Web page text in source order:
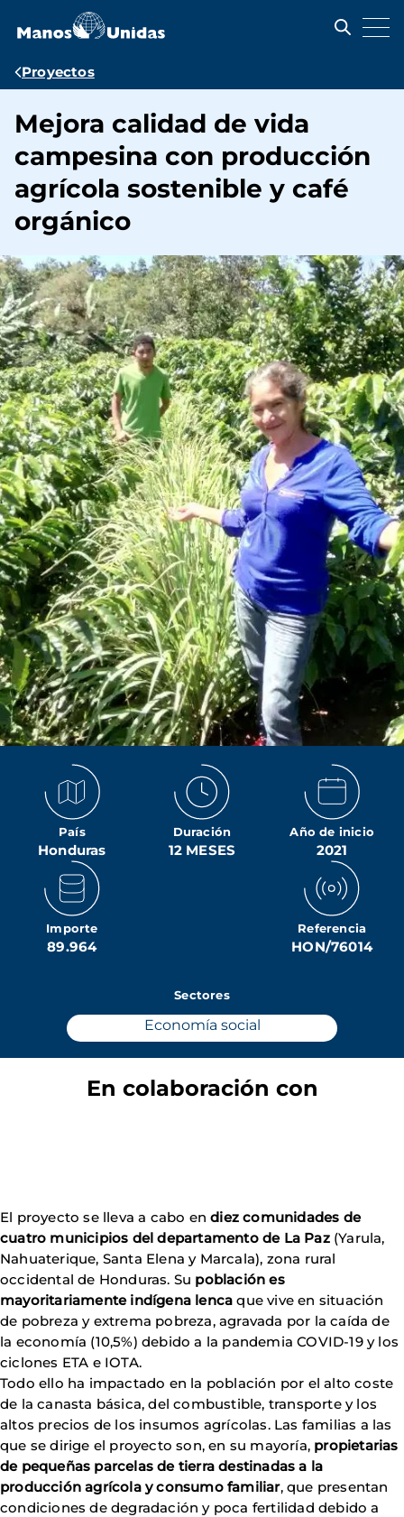
contenido
Ruta
navegación
Proyectos
Mejora calidad de vida
campesina con producción
agrícola sostenible y café
orgánico
País
Honduras
Duración
12 MESES
Año de inicio
2021
Importe
89.964
Referencia
HON/76014
Sectores
Economía social
En colaboración con
El proyecto se lleva a cabo endiez comunidades de
cuatro municipios del departamento de La Paz (Yarula,
Nahuaterique, Santa Elena y Marcala), zona rural
occidental de Honduras. Su población es
mayoritariamente indígena lenca que vive en situación
de pobreza y extrema pobreza, agravada por la caída de
la economía (10,5%) debido a la pandemia COVID-19 y los
ciclones ETA e IOTA.
Todo ello ha impactado en la población por el alto coste
de la canasta básica, del combustible, transporte y los
altos precios de los insumos agrícolas. Las familias a las
que se dirige el proyecto son, en su mayoría, propietarias
de pequeñas parcelas de tierra destinadas a la
producción agrícola y consumo familiar, que presentan
condiciones de degradación y poca fertilidad debido a